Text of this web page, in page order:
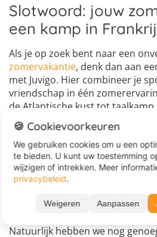
Slotwoord: jouw
een kamp in
Als je op zoek bent naar een
zomervakantie, denk dan aan
met Juvigo. Hier combineer je
vriendschap in één
de Atlantische kust tot taalkamp
thematische avonturen, er is
interesse wel een passend
zomerkamp Frankrijk, als je:
De Franse cultuur wilt
De Franse taal wilt leren
Een combinatie van sport
Een internationale sfeer
Natuurlijk hebben we nog
🍪 Cookievoorkeuren
We gebruiken cookies om u een
te bieden. U kunt uw toestemming
wijzigen of intrekken. Meer
privacybeleid.
Weigeren Aanpassen